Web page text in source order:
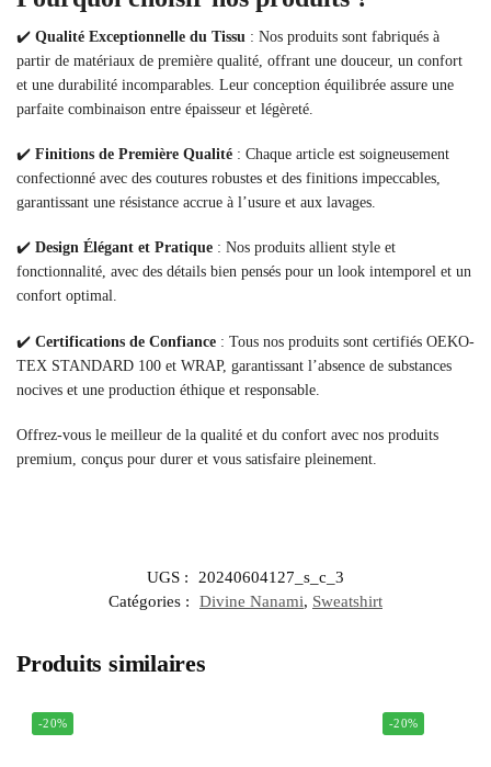
✔️ Qualité Exceptionnelle du Tissu : Nos produits sont fabriqués à
partir de matériaux de première qualité, offrant une douceur, un confort
et une durabilité incomparables. Leur conception équilibrée assure une
parfaite combinaison entre épaisseur et légèreté.
✔️ Finitions de Première Qualité : Chaque article est soigneusement
confectionné avec des coutures robustes et des finitions impeccables,
garantissant une résistance accrue à l’usure et aux lavages.
✔️ Design Élégant et Pratique : Nos produits allient style et
fonctionnalité, avec des détails bien pensés pour un look intemporel et un
confort optimal.
✔️ Certifications de Confiance : Tous nos produits sont certifiés OEKO-
TEX STANDARD 100 et WRAP, garantissant l’absence de substances
nocives et une production éthique et responsable.
Offrez-vous le meilleur de la qualité et du confort avec nos produits
premium, conçus pour durer et vous satisfaire pleinement.
UGS :
20240604127_s_c_3
Catégories :
Divine Nanami, Sweatshirt
Produits similaires
-20% -20%